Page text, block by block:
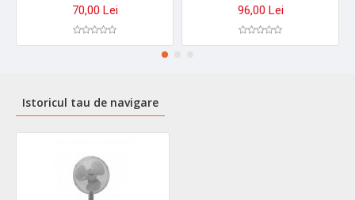
70,00 Lei 96,00 Lei
Istoricul tau de navigare